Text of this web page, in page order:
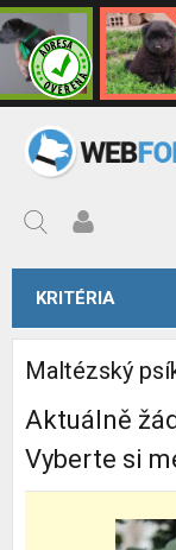
KRITÉRIA
Maltézský
Aktuálně
Vyberte si